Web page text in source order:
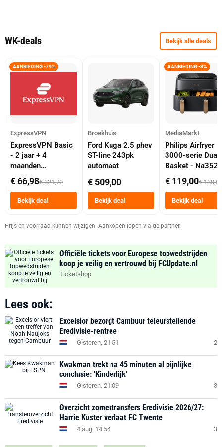
WK-deals Bekijk alle deals
AANBIEDING -79%
ExpressVPN
ExpressVPN Basic
- 2 jaar + 4
maanden
abonnement
€ 66,98€ 321,72
Bekijk deal
Broekhuis
Ford Kuga 2.5 phev
ST-line 243pk
automaat
€ 509,00
Bekijk deal
AANBIEDING -8%
MediaMarkt
Philips Airfryer
3000-serie Dual
Basket -
Dubbele Mand 9
Tot 6 Personen
Heteluchtfriteuse
Zwart
€ 119,00€ 130,00
Bekijk deal
Prijs en voorraad kunnen wijzigen. Aankopen lopen via de partner.
Officiële tickets voor Europese topwedstrijden
koop je veilig en vertrouwd bij FCUpdate.nl
Ticketshop
Lees ook:
Excelsior bezorgt Cambuur teleurstellende
Eredivisie-rentree
Gisteren, 21:51 2
Kwakman trekt na 45 minuten al pijnlijke
conclusie: 'Kinderlijk'
Gisteren, 21:09 3
Overzicht zomertransfers Eredivisie 2026/27:
Harrie Kuster verlaat FC Twente
4 aug. 14:54 3